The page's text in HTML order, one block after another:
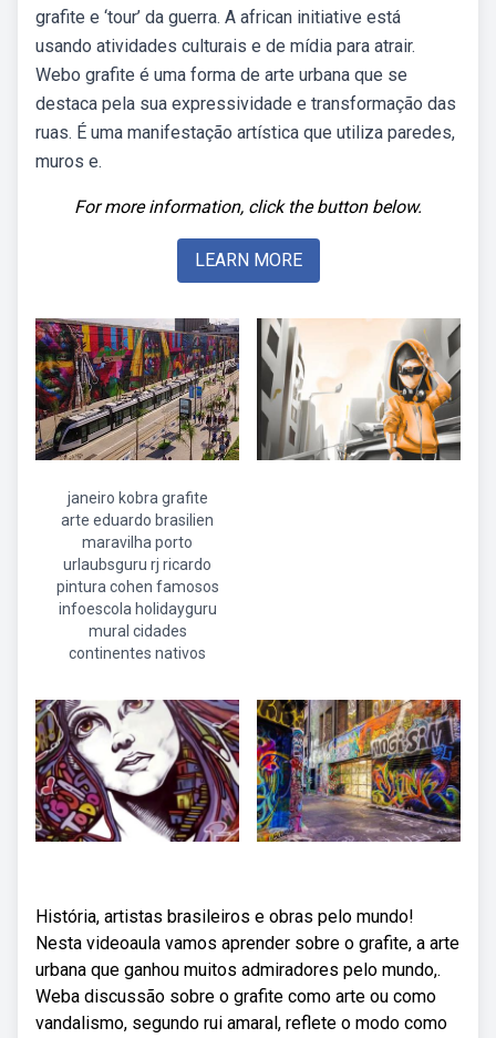
grafite e ‘tour’ da guerra. A african initiative está
usando atividades culturais e de mídia para atrair.
Webo grafite é uma forma de arte urbana que se
destaca pela sua expressividade e transformação das
ruas. É uma manifestação artística que utiliza paredes,
muros e.
For more information, click the button below.
LEARN MORE
janeiro kobra grafite
arte eduardo brasilien
maravilha porto
urlaubsguru rj ricardo
pintura cohen famosos
infoescola holidayguru
mural cidades
continentes nativos
História, artistas brasileiros e obras pelo mundo!
Nesta videoaula vamos aprender sobre o grafite, a arte
urbana que ganhou muitos admiradores pelo mundo,.
Weba discussão sobre o grafite como arte ou como
vandalismo, segundo rui amaral, reflete o modo como